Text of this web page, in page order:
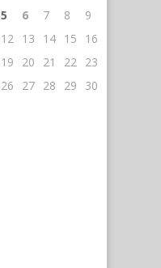
5 6 7 8
9
12 13 14 15
16
19 20 21 22 23
26 27 28 29
30